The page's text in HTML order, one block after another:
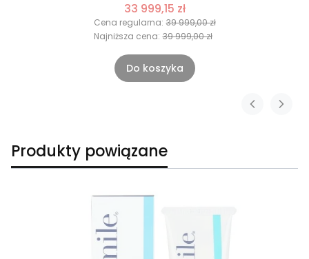
33 999,15 zł
Cena regularna: 39 999,00 zł
Najniższa cena: 39 999,00 zł
Do koszyka
Produkty powiązane